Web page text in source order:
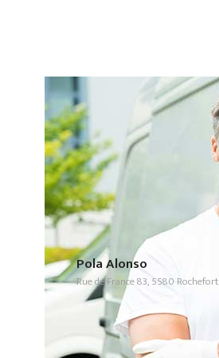
Pola Alonso
Rue de France 83, 5580 Rochefort